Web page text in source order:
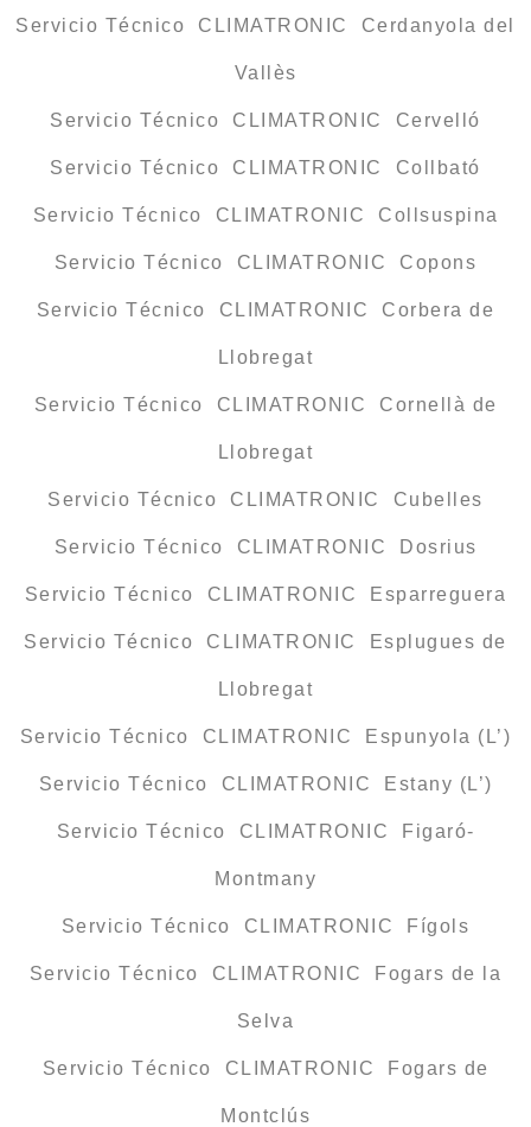
Servicio Técnico CLIMATRONIC Cerdanyola del
Vallès
Servicio Técnico CLIMATRONIC Cervelló
Servicio Técnico CLIMATRONIC Collbató
Servicio Técnico CLIMATRONIC Collsuspina
Servicio Técnico CLIMATRONIC Copons
Servicio Técnico CLIMATRONIC Corbera de
Llobregat
Servicio Técnico CLIMATRONIC Cornellà de
Llobregat
Servicio Técnico CLIMATRONIC Cubelles
Servicio Técnico CLIMATRONIC Dosrius
Servicio Técnico CLIMATRONIC Esparreguera
Servicio Técnico CLIMATRONIC Esplugues de
Llobregat
Servicio Técnico CLIMATRONIC Espunyola (L’)
Servicio Técnico CLIMATRONIC Estany (L’)
Servicio Técnico CLIMATRONIC Figaró-
Montmany
Servicio Técnico CLIMATRONIC Fígols
Servicio Técnico CLIMATRONIC Fogars de la
Selva
Servicio Técnico CLIMATRONIC Fogars de
Montclús